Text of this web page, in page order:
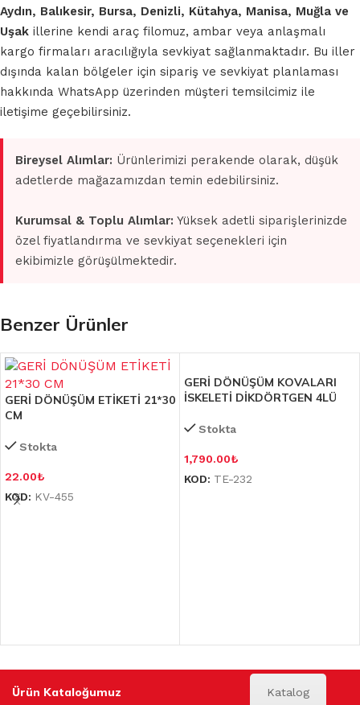
Aydın, Balıkesir, Bursa, Denizli, Kütahya, Manisa, Muğla ve
Uşak illerine kendi araç filomuz, ambar veya anlaşmalı
kargo firmaları aracılığıyla sevkiyat sağlanmaktadır. Bu iller
dışında kalan bölgeler için sipariş ve sevkiyat planlaması
hakkında WhatsApp üzerinden müşteri temsilcimiz ile
iletişime geçebilirsiniz.
Bireysel Alımlar: Ürünlerimizi perakende olarak, düşük
adetlerde mağazamızdan temin edebilirsiniz.
Kurumsal & Toplu Alımlar: Yüksek adetli siparişlerinizde
özel fiyatlandırma ve sevkiyat seçenekleri için
ekibimizle görüşülmektedir.
Benzer Ürünler
GERİ DÖNÜŞÜM ETİKETİ 21*30
CM
Stokta
22.00₺
KOD: KV-455
GERİ DÖNÜŞÜM KOVALARI
İSKELETİ DİKDÖRTGEN 4LÜ
Stokta
1,790.00₺
KOD: TE-232
Ürün Kataloğumuz Katalog